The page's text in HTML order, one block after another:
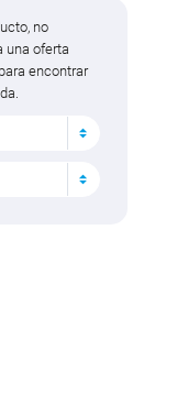
no
una oferta
encontrar